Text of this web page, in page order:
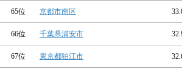
65位 京都市南区
66位 千葉県浦安市
67位 東京都狛江市